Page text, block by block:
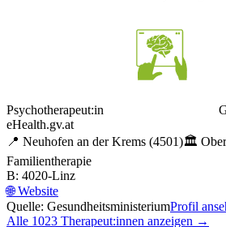
Psychotherapeut:in
eHealth.gv.at
📍 Neuhofen an der Krems (4501)🏛️
Familientherapie
B: 4020-Linz
🌐Website
Quelle: GesundheitsministeriumProfil
Alle 1023 Therapeut:innen anzeigen →